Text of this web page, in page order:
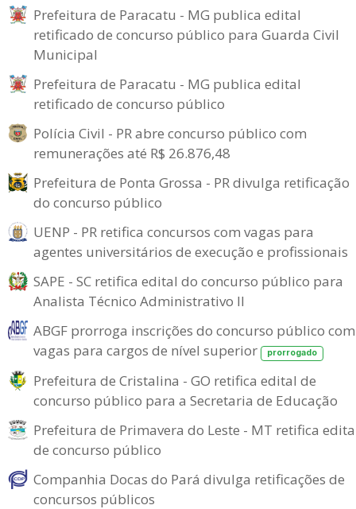
Prefeitura de Paracatu - MG publica edital
retificado de concurso público para Guarda Civil
Municipal
Prefeitura de Paracatu - MG publica edital
retificado de concurso público
Polícia Civil - PR abre concurso público com
remunerações até R$ 26.876,48
Prefeitura de Ponta Grossa - PR divulga retificação
do concurso público
UENP - PR retifica concursos com vagas para
agentes universitários de execução e profissionais
SAPE - SC retifica edital do concurso público para
Analista Técnico Administrativo II
ABGF prorroga inscrições do concurso público com
vagas para cargos de nível superior
prorrogado
Prefeitura de Cristalina - GO retifica edital de
concurso público para a Secretaria de Educação
Prefeitura de Primavera do Leste - MT retifica
de concurso público
Companhia Docas do Pará divulga retificações de
concursos públicos